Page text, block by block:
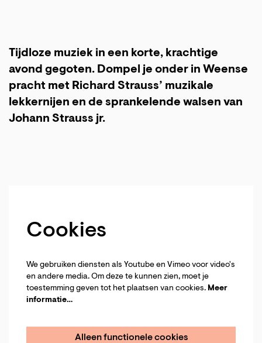
Tijdloze muziek in een korte, krachtige
avond gegoten. Dompel je onder in Weense
pracht met Richard Strauss’ muzikale
lekkernijen en de sprankelende walsen van
Johann Strauss jr.
Cookies
We gebruiken diensten als Youtube en Vimeo voor video's
en andere media. Om deze te kunnen zien, moet je
toestemming geven tot het plaatsen van cookies. Meer
informatie…
Alleen functionele cookies